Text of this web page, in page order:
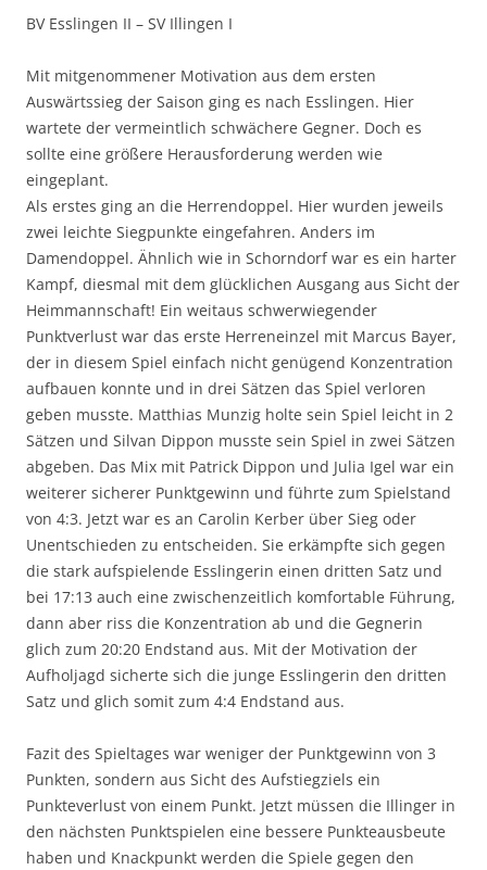
BV Esslingen II – SV Illingen I
Mit mitgenommener Motivation aus dem ersten
Auswärtssieg der Saison ging es nach Esslingen. Hier
wartete der vermeintlich schwächere Gegner. Doch es
sollte eine größere Herausforderung werden wie
eingeplant.
Als erstes ging an die Herrendoppel. Hier wurden jeweils
zwei leichte Siegpunkte eingefahren. Anders im
Damendoppel. Ähnlich wie in Schorndorf war es ein harter
Kampf, diesmal mit dem glücklichen Ausgang aus Sicht der
Heimmannschaft! Ein weitaus schwerwiegender
Punktverlust war das erste Herreneinzel mit Marcus Bayer,
der in diesem Spiel einfach nicht genügend Konzentration
aufbauen konnte und in drei Sätzen das Spiel verloren
geben musste. Matthias Munzig holte sein Spiel leicht in 2
Sätzen und Silvan Dippon musste sein Spiel in zwei Sätzen
abgeben. Das Mix mit Patrick Dippon und Julia Igel war ein
weiterer sicherer Punktgewinn und führte zum Spielstand
von 4:3. Jetzt war es an Carolin Kerber über Sieg oder
Unentschieden zu entscheiden. Sie erkämpfte sich gegen
die stark aufspielende Esslingerin einen dritten Satz und
bei 17:13 auch eine zwischenzeitlich komfortable Führung,
dann aber riss die Konzentration ab und die Gegnerin
glich zum 20:20 Endstand aus. Mit der Motivation der
Aufholjagd sicherte sich die junge Esslingerin den dritten
Satz und glich somit zum 4:4 Endstand aus.
Fazit des Spieltages war weniger der Punktgewinn von 3
Punkten, sondern aus Sicht des Aufstiegziels ein
Punkteverlust von einem Punkt. Jetzt müssen die Illinger in
den nächsten Punktspielen eine bessere Punkteausbeute
haben und Knackpunkt werden die Spiele gegen den